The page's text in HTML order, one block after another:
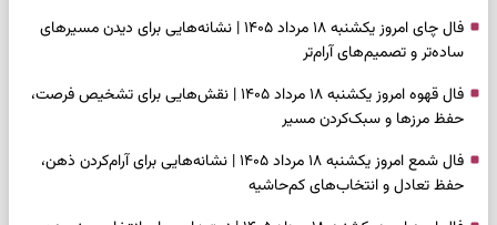
فال چای امروز یکشنبه ۱۸ مرداد ۱۴۰۵ | نشانه‌هایی برای دیدن مسیرهای
ساده‌تر و تصمیم‌های آرام‌تر
فال قهوه امروز یکشنبه ۱۸ مرداد ۱۴۰۵ | نقش‌هایی برای تشخیص فرصت،
حفظ مرزها و سبک‌کردن مسیر
فال شمع امروز یکشنبه ۱۸ مرداد ۱۴۰۵ | نشانه‌هایی برای آرام‌کردن ذهن،
حفظ تعادل و انتخاب‌های کم‌حاشیه